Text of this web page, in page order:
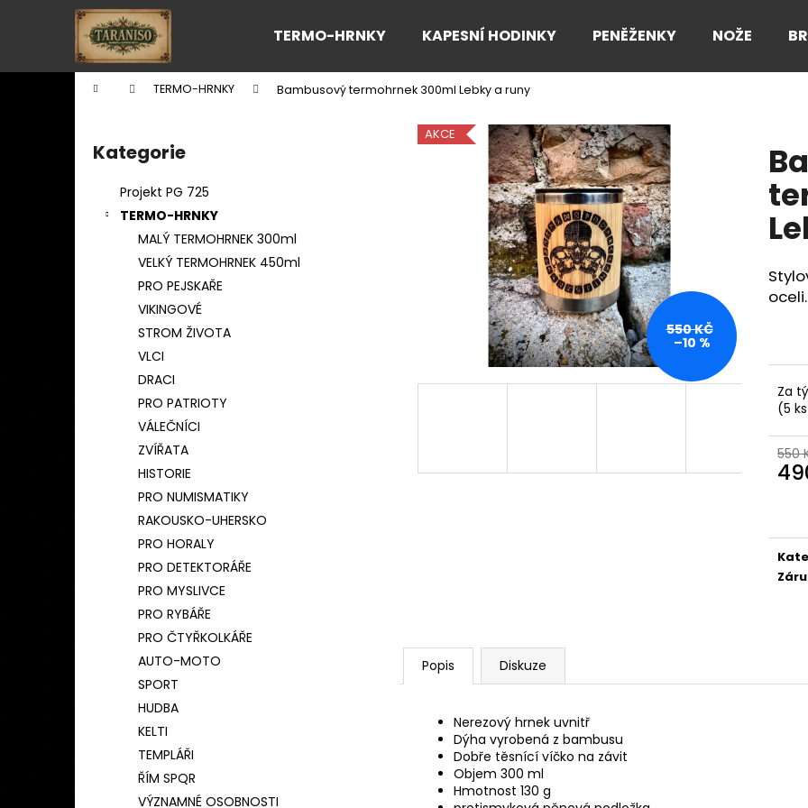
TERMO-HRNKY KAPESNÍ HODINKY PENĚŽENKY NOŽE
Domů TERMO-HRNKY Bambusový termohrnek 300ml Lebky a runy
Přeskočit
kategorie
Kategorie
Projekt PG 725
TERMO-HRNKY
MALÝ TERMOHRNEK 300ml
VELKÝ TERMOHRNEK 450ml
PRO PEJSKAŘE
VIKINGOVÉ
STROM ŽIVOTA
VLCI
DRACI
PRO PATRIOTY
VÁLEČNÍCI
ZVÍŘATA
HISTORIE
PRO NUMISMATIKY
RAKOUSKO-UHERSKO
PRO HORALY
PRO DETEKTORÁŘE
PRO MYSLIVCE
PRO RYBÁŘE
PRO ČTYŘKOLKÁŘE
AUTO-MOTO
SPORT
HUDBA
KELTI
TEMPLÁŘI
ŘÍM SPQR
VÝZNAMNÉ OSOBNOSTI
oceli.
Za
(5
550
AKCE
550 KČ
–10 %
Popis Diskuze
Nerezový hrnek uvnitř
Dýha vyrobená z bambusu
Dobře těsnící víčko na závit
Objem 300 ml
Hmotnost 130 g
í
Zpět
do
Zpět
do
Co potřebujete najít?
HLEDAT
Doporučujeme
BAMBUSOVÝ TERMOHRNEK 450ML
ČESKÝ LEV
590 Kč
KAPESNÍ
490